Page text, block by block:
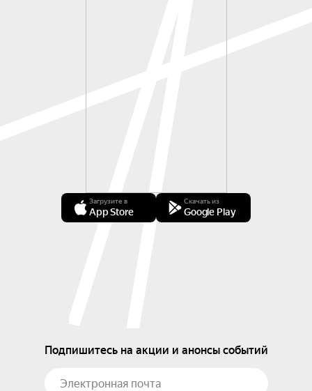
Загрузите в
App Store
Скачать из
Google Play
Подпишитесь на акции и анонсы событий